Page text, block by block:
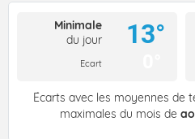
Minimale
du jour
Ecart
13°
Écarts avec les moyennes de
maximales du mois de